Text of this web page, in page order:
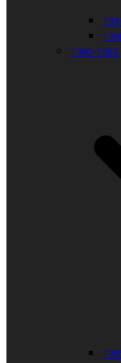
1980-1989